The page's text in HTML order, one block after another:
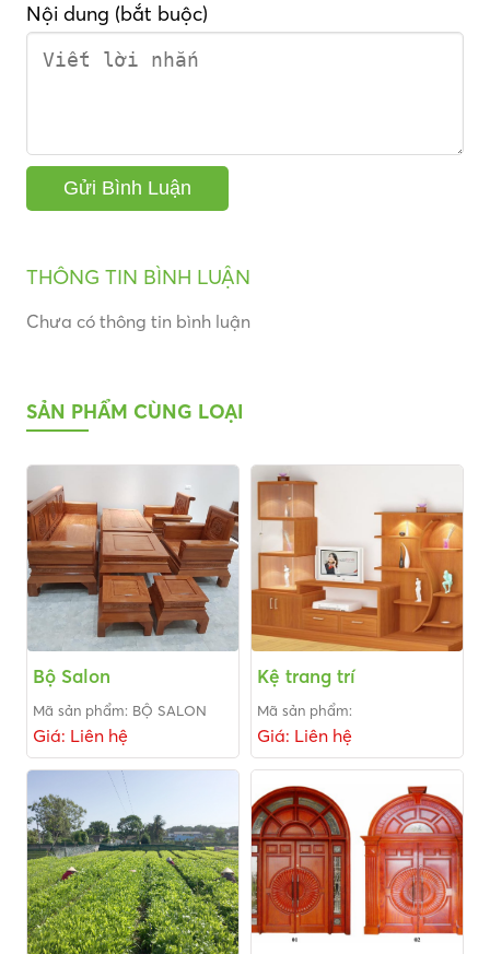
Nội dung (bắt buộc)
THÔNG TIN BÌNH LUẬN
Chưa có thông tin bình luận
SẢN PHẨM CÙNG LOẠI
Bộ Salon
Mã sản phẩm: BỘ SALON
Giá: Liên hệ
Kệ trang trí
Mã sản phẩm:
Giá: Liên hệ